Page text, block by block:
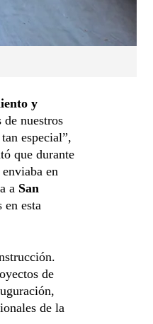
y
de nuestros
especial”,
que durante
en
a San
esta
de
de la